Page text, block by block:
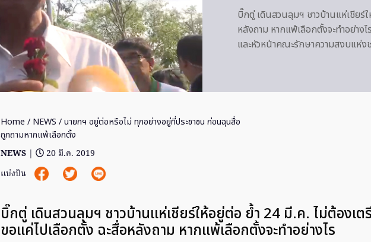
บิ๊กตู่ เดินสวนลุมฯ ชาวบ้านแห่เชียร์
หลังถาม หากแพ้เลือกตั้งจะทำอย่าง
และหัวหน้าคณะรักษาความสงบแห่ง
Home / NEWS / นายกฯ อยู่ต่อหรือไม่ ทุกอย่างอยู่ที่ประชาชน ก่อนฉุนสื่อ
ถูกถามหากแพ้เลือกตั้ง
NEWS |
20 มี.ค. 2019
แบ่งปัน
บิ๊กตู่ เดินสวนลุมฯ ชาวบ้านแห่เชียร์ให้อยู่ต่อ ย้ำ 24 มี.ค. ไม่ต้องเต
ขอแค่ไปเลือกตั้ง ฉะสื่อหลังถาม หากแพ้เลือกตั้งจะทำอย่างไร